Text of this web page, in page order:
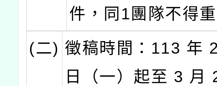
件，同1團隊不得
(二) 徵稿時間：113 年
日（一）起至 3 月